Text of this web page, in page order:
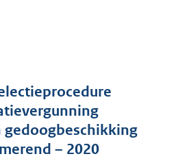
r
o
t
gedoogbeschikking
– 2020